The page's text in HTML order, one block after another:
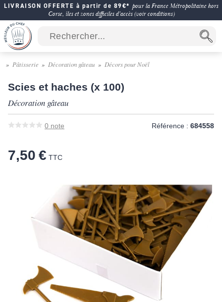
LIVRAISON OFFERTE à partir de 89€* pour la France Métropolitaine hors
Corse, îles et zones difficiles d'accès (voir conditions)
Pâtisserie Décoration gâteau Décors pour Noël
Scies et haches (x 100)
Décoration gâteau
0 note Référence : 684558
7,50 € TTC